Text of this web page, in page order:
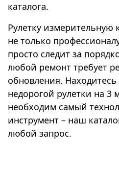
каталога.
Рулетку измерительную
не только
просто следит за
любой ремонт требует
обновления.
недорогой рулетки на 3
необходим самый
инструмент – наш
любой запрос.